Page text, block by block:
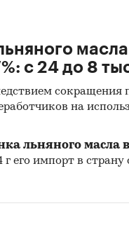
с 24 до 8
сокращения
на
льняного масла
его импорт в страну